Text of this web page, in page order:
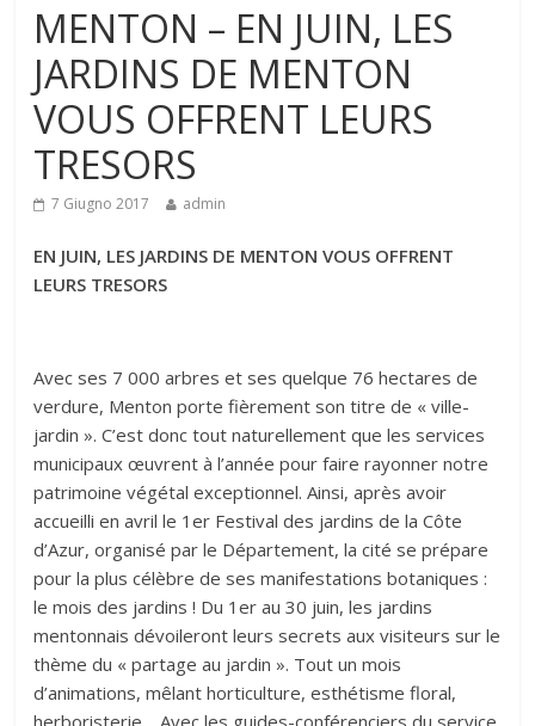
MENTON – EN JUIN, LES
JARDINS DE MENTON
VOUS OFFRENT LEURS
TRESORS
7 Giugno 2017 admin
EN JUIN, LES JARDINS DE MENTON VOUS OFFRENT
LEURS TRESORS
Avec ses 7 000 arbres et ses quelque 76 hectares de
verdure, Menton porte fièrement son titre de « ville-
jardin ». C’est donc tout naturellement que les services
municipaux œuvrent à l’année pour faire rayonner notre
patrimoine végétal exceptionnel. Ainsi, après avoir
accueilli en avril le 1er Festival des jardins de la Côte
d’Azur, organisé par le Département, la cité se prépare
pour la plus célèbre de ses manifestations botaniques :
le mois des jardins ! Du 1er au 30 juin, les jardins
mentonnais dévoileront leurs secrets aux visiteurs sur le
thème du « partage au jardin ». Tout un mois
d’animations, mêlant horticulture, esthétisme floral,
herboristerie… Avec les guides-conférenciers du service